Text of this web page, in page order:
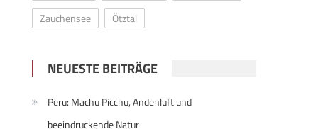
Zauchensee
Ötztal
NEUESTE BEITRÄGE
Peru: Machu Picchu, Andenluft und
beeindruckende Natur